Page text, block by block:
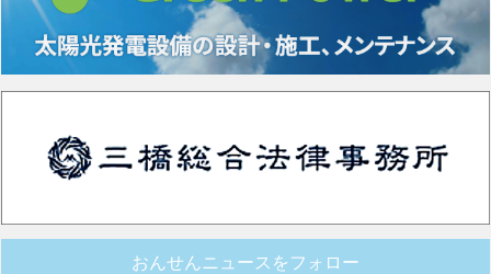
おんせんニュースをフォロー